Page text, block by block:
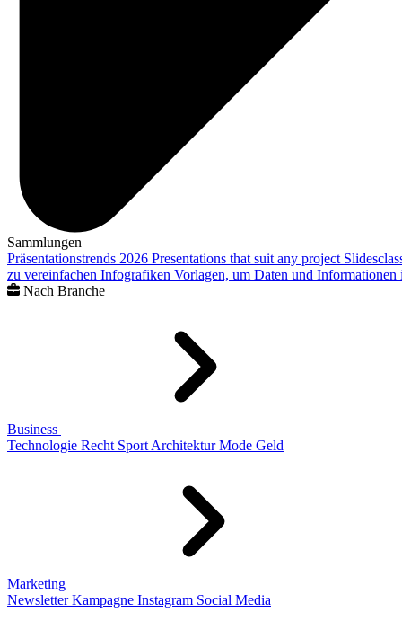
Sammlungen
Präsentationstrends 2026 Presentations that suit any project
zu vereinfachen Infografiken Vorlagen, um Daten und
Nach Branche
Business
Technologie Recht Sport Architektur Mode Geld
Marketing
Newsletter Kampagne Instagram Social Media